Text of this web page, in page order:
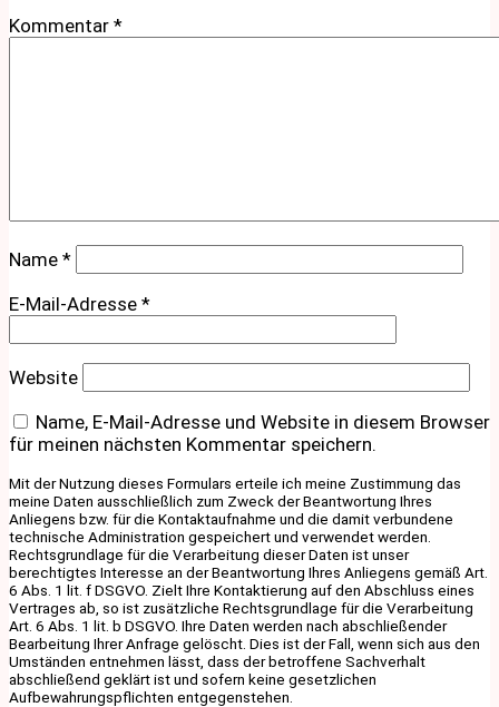
Kommentar *
Name *
E-Mail-Adresse *
Website
Name, E-Mail-Adresse und Website in diesem Browser
für meinen nächsten Kommentar speichern.
Mit der Nutzung dieses Formulars erteile ich meine Zustimmung das
meine Daten ausschließlich zum Zweck der Beantwortung Ihres
Anliegens bzw. für die Kontaktaufnahme und die damit verbundene
technische Administration gespeichert und verwendet werden.
Rechtsgrundlage für die Verarbeitung dieser Daten ist unser
berechtigtes Interesse an der Beantwortung Ihres Anliegens gemäß Art.
6 Abs. 1 lit. f DSGVO. Zielt Ihre Kontaktierung auf den Abschluss eines
Vertrages ab, so ist zusätzliche Rechtsgrundlage für die Verarbeitung
Art. 6 Abs. 1 lit. b DSGVO. Ihre Daten werden nach abschließender
Bearbeitung Ihrer Anfrage gelöscht. Dies ist der Fall, wenn sich aus den
Umständen entnehmen lässt, dass der betroffene Sachverhalt
abschließend geklärt ist und sofern keine gesetzlichen
Aufbewahrungspflichten entgegenstehen.